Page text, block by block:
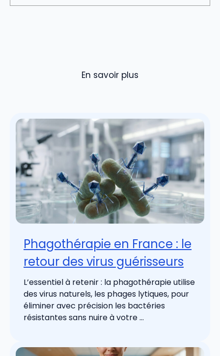
En savoir plus
Phagothérapie en France : le
retour des virus guérisseurs
L’essentiel à retenir : la phagothérapie utilise
des virus naturels, les phages lytiques, pour
éliminer avec précision les bactéries
résistantes sans nuire à votre ...